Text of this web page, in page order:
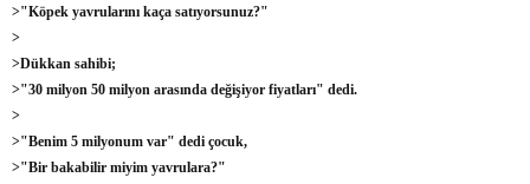
>"Köpek yavrularını kaça satıyorsunuz?"
>
>Dükkan sahibi;
>"30 milyon 50 milyon arasında değişiyor fiyatları" dedi.
>
>"Benim 5 milyonum var" dedi çocuk,
>"Bir bakabilir miyim yavrulara?"